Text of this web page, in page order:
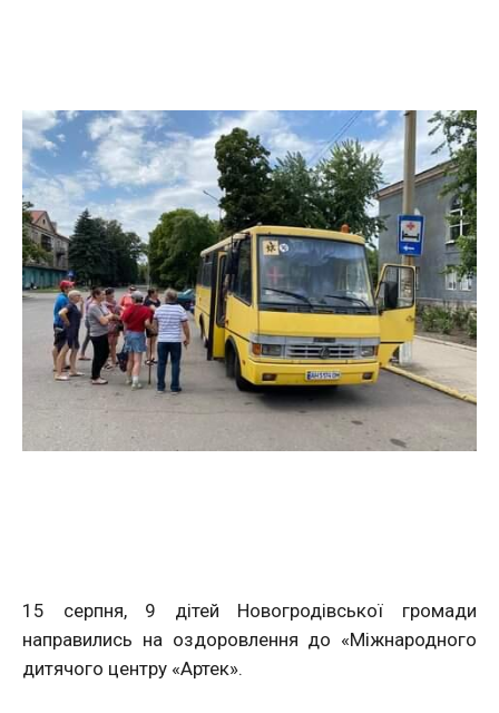
15 серпня, 9 дітей Новогродівської громади
направились на оздоровлення до «Міжнародного
дитячого центру «Артек».